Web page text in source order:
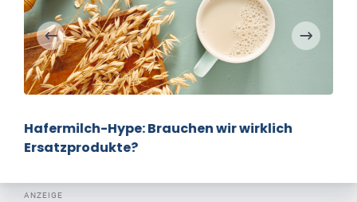
Hafermilch-Hype: Brauchen wir wirklich
Ersatzprodukte?
ANZEIGE